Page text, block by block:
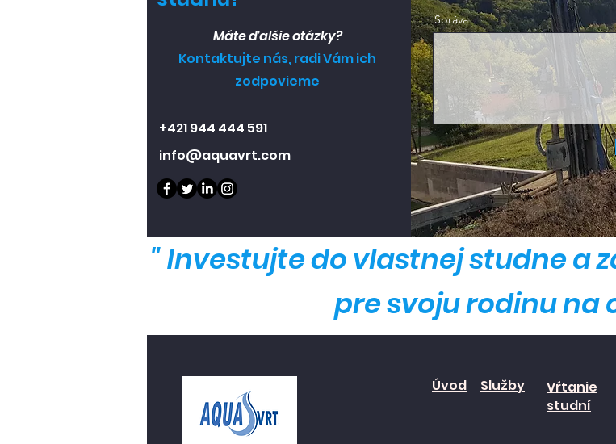
Máte ďalšie otázky?
Kontaktujte nás, radi Vám ich
zodpovieme
+421 944 444 591
info@aquavrt.com
Správa
"Investujte do vlastnej studne a
pre svoju rodinu na
Úvod Služby
Vŕtanie
studní